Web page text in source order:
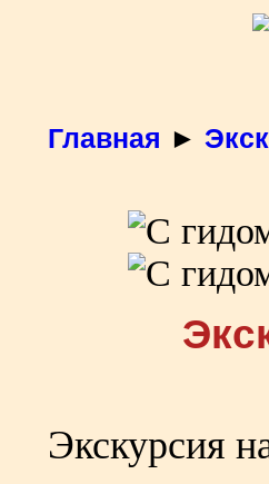
Главная ►
Экскурсия